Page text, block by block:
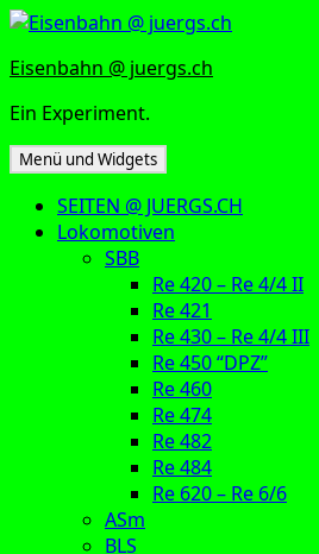
Zum
springen
Eisenbahn @ juergs.ch
Ein Experiment.
Menü und Widgets
SEITEN @ JUERGS.CH
Lokomotiven
SBB
Re 420 – Re 4/4 II
Re 421
Re 430 – Re 4/4 III
Re 450 “DPZ”
Re 460
Re 474
Re 482
Re 484
Re 620 – Re 6/6
ASm
BLS